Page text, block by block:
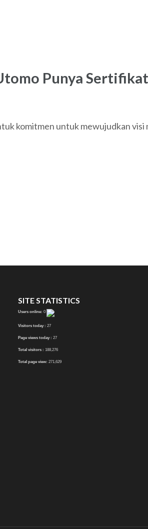
Punya
komitmen untuk mewujudkan
SITE STATISTICS
Users online: 0
Visitors today : 27
Page views today : 27
Total visitors : 188,276
Total page view: 271,629